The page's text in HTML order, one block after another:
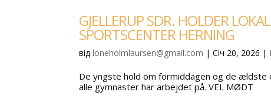
GJELLERUP SDR. HOLDER
SPORTSCENTER HERNING
відloneholmlaursen@gmail.com |Січ 20, 2026 |
De yngste hold om formiddagen og de
alle gymnaster har arbejdet på. VEL MØDT